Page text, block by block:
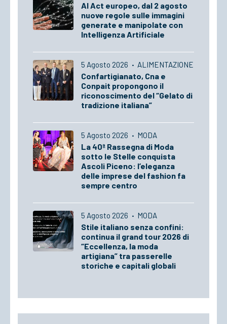
AI Act europeo, dal 2 agosto
nuove regole sulle immagini
generate e manipolate con
Intelligenza Artificiale
5 Agosto 2026 · ALIMENTAZIONE
Confartigianato, Cna e
Conpait propongono il
riconoscimento del “Gelato di
tradizione italiana”
5 Agosto 2026 · MODA
La 40ª Rassegna di Moda
sotto le Stelle conquista
Ascoli Piceno: l’eleganza
delle imprese del fashion fa
sempre centro
5 Agosto 2026 · MODA
Stile italiano senza confini:
continua il grand tour 2026 di
“Eccellenza, la moda
artigiana” tra passerelle
storiche e capitali globali